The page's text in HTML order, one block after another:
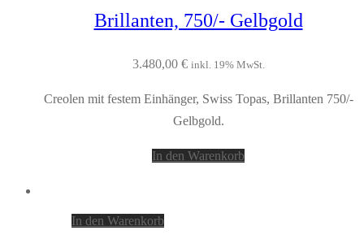
Brillanten, 750/- Gelbgold
3.480,00 € inkl. 19% MwSt.
Creolen mit festem Einhänger, Swiss Topas, Brillanten 750/-
Gelbgold.
In den Warenkorb
In den Warenkorb